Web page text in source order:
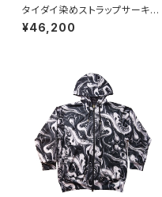
タイダイ染めストラップサーキュ
ラースカート
¥46,200